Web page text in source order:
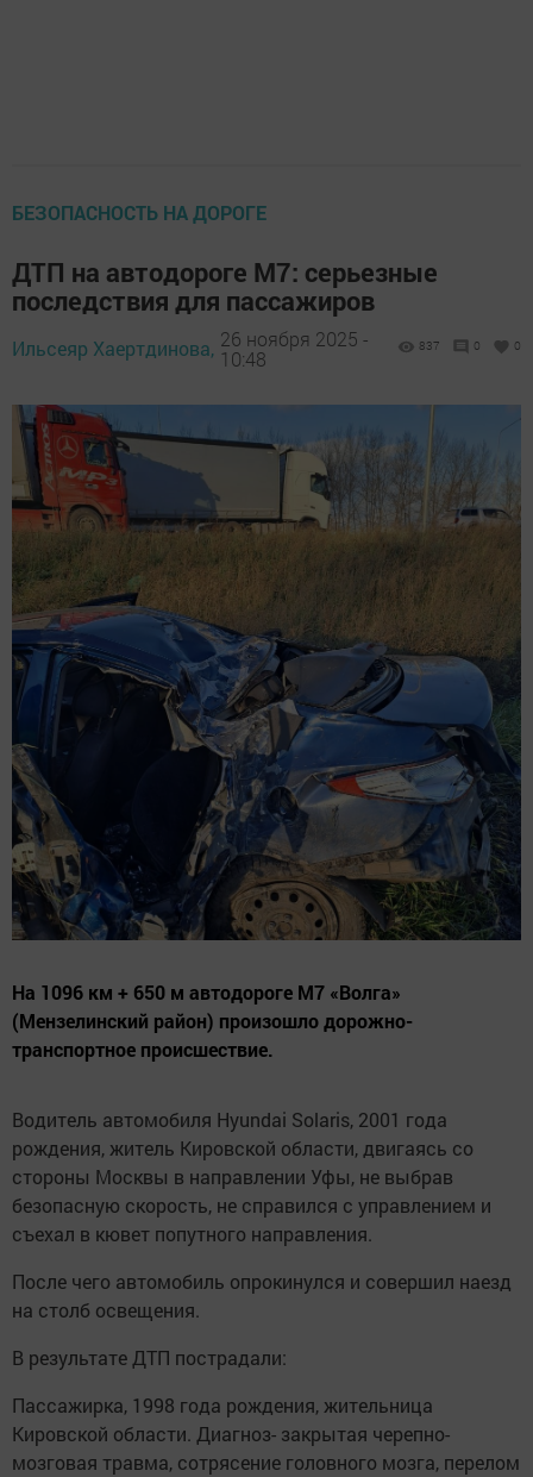
БЕЗОПАСНОСТЬ НА ДОРОГЕ
ДТП на автодороге М7: серьезные
последствия для пассажиров
Ильсеяр Хаертдинова, 26 ноября 2025 -
10:48
837 0 0
На 1096 км + 650 м автодороге М7 «Волга»
(Мензелинский район) произошло дорожно-
транспортное происшествие.
Водитель автомобиля Hyundai Solaris, 2001 года
рождения, житель Кировской области, двигаясь со
стороны Москвы в направлении Уфы, не выбрав
безопасную скорость, не справился с управлением и
съехал в кювет попутного направления.
После чего автомобиль опрокинулся и совершил наезд
на столб освещения.
В результате ДТП пострадали:
Пассажирка, 1998 года рождения, жительница
Кировской области. Диагноз- закрытая черепно-
мозговая травма, сотрясение головного мозга, перелом